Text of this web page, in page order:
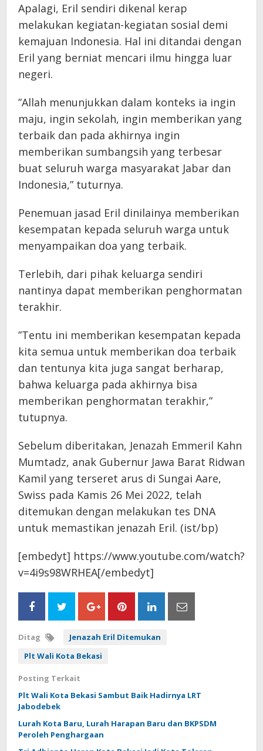
Apalagi, Eril sendiri dikenal kerap
melakukan kegiatan-kegiatan sosial demi
kemajuan Indonesia. Hal ini ditandai dengan
Eril yang berniat mencari ilmu hingga luar
negeri.
”Allah menunjukkan dalam konteks ia ingin
maju, ingin sekolah, ingin memberikan yang
terbaik dan pada akhirnya ingin
memberikan sumbangsih yang terbesar
buat seluruh warga masyarakat Jabar dan
Indonesia,” tuturnya.
Penemuan jasad Eril dinilainya memberikan
kesempatan kepada seluruh warga untuk
menyampaikan doa yang terbaik.
Terlebih, dari pihak keluarga sendiri
nantinya dapat memberikan penghormatan
terakhir.
”Tentu ini memberikan kesempatan kepada
kita semua untuk memberikan doa terbaik
dan tentunya kita juga sangat berharap,
bahwa keluarga pada akhirnya bisa
memberikan penghormatan terakhir,”
tutupnya.
Sebelum diberitakan, Jenazah Emmeril Kahn
Mumtadz, anak Gubernur Jawa Barat Ridwan
Kamil yang terseret arus di Sungai Aare,
Swiss pada Kamis 26 Mei 2022, telah
ditemukan dengan melakukan tes DNA
untuk memastikan jenazah Eril. (ist/bp)
[embedyt] https://www.youtube.com/watch?
v=4i9s98WRHEA[/embedyt]
Ditag
Jenazah Eril Ditemukan
Plt Wali Kota Bekasi
Posting Terkait
Plt Wali Kota Bekasi Sambut Baik Hadirnya LRT
Jabodebek
Lurah Kota Baru, Lurah Harapan Baru dan BKPSDM
Peroleh Penghargaan